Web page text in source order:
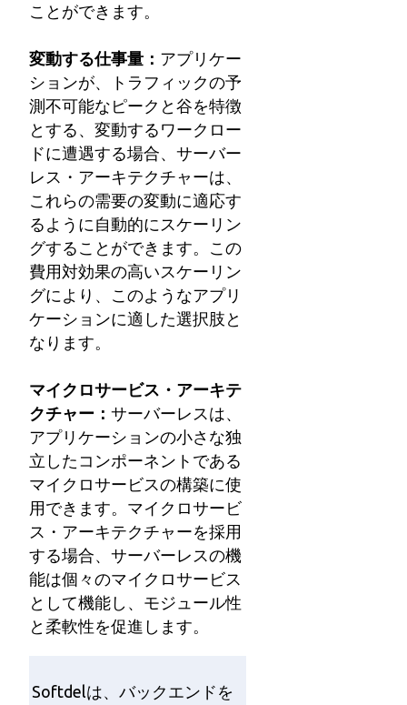
ことができます。
変動する仕事量： アプリケー
ションが、トラフィックの予
測不可能なピークと谷を特徴
とする、変動するワークロー
ドに遭遇する場合、サーバー
レス・アーキテクチャーは、
これらの需要の変動に適応す
るように自動的にスケーリン
グすることができます。この
費用対効果の高いスケーリン
グにより、このようなアプリ
ケーションに適した選択肢と
なります。
マイクロサービス・アーキテ
クチャー：サーバーレスは、
アプリケーションの小さな独
立したコンポーネントである
マイクロサービスの構築に使
用できます。マイクロサービ
ス・アーキテクチャーを採用
する場合、サーバーレスの機
能は個々のマイクロサービス
として機能し、モジュール性
と柔軟性を促進します。
Softdelは、バックエンドを